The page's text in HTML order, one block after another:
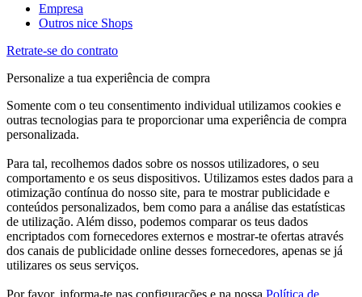
Empresa
Outros nice Shops
Retrate-se do contrato
Personalize a tua experiência de compra
Somente com o teu consentimento individual utilizamos cookies e
outras tecnologias para te proporcionar uma experiência de compra
personalizada.
Para tal, recolhemos dados sobre os nossos utilizadores, o seu
comportamento e os seus dispositivos. Utilizamos estes dados para a
otimização contínua do nosso site, para te mostrar publicidade e
conteúdos personalizados, bem como para a análise das estatísticas
de utilização. Além disso, podemos comparar os teus dados
encriptados com fornecedores externos e mostrar-te ofertas através
dos canais de publicidade online desses fornecedores, apenas se já
utilizares os seus serviços.
Por favor, informa-te nas configurações e na nossa Política de